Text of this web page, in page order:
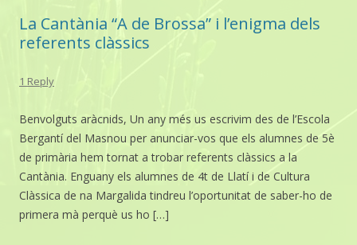
La Cantània “A de Brossa” i l’enigma dels
referents clàssics
1 Reply
Benvolguts aràcnids, Un any més us escrivim des de l’Escola
Bergantí del Masnou per anunciar-vos que els alumnes de 5è
de primària hem tornat a trobar referents clàssics a la
Cantània. Enguany els alumnes de 4t de Llatí i de Cultura
Clàssica de na Margalida tindreu l’oportunitat de saber-ho de
primera mà perquè us ho […]